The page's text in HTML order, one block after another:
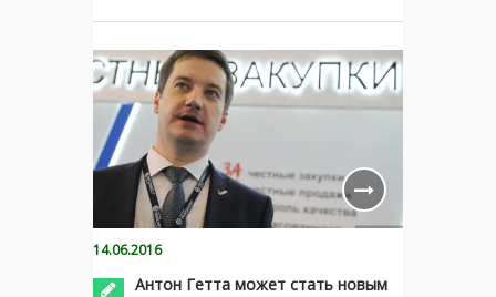
14.06.2016
Антон Гетта может стать новым